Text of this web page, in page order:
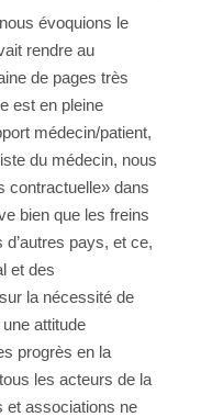
évoquions le
rendre au
de pages très
est en pleine
médecin/patient,
du médecin, nous
contractuelle» dans
bien que les freins
pays, et ce,
et des
la nécessité de
attitude
progrès en la
les acteurs de la
et associations ne